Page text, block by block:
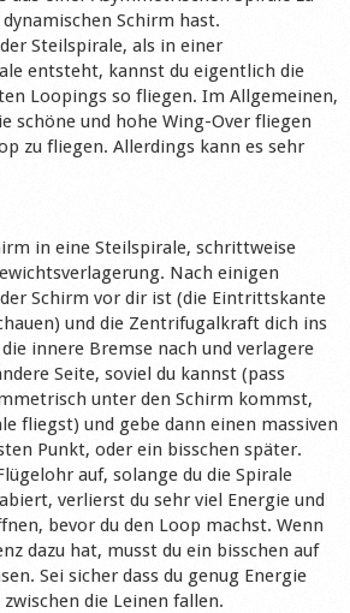
Schirm hast.
Steilspirale, als in einer
entsteht, kannst du eigentlich die
Loopings so fliegen. Im Allgemeinen,
schöne und hohe Wing-Over fliegen
zu fliegen. Allerdings kann es sehr
in eine Steilspirale, schrittweise
Nach einigen
Schirm vor dir ist (die Eintrittskante
und die Zentrifugalkraft dich ins
innere Bremse nach und verlagere
Seite, soviel du kannst (pass
unter den Schirm kommst,
fliegst) und gebe dann einen massiven
Punkt, oder ein bisschen später.
auf, solange du die Spirale
verlierst du sehr viel Energie und
bevor du den Loop machst. Wenn
dazu hat, musst du ein bisschen auf
Sei sicher dass du genug Energie
die Leinen fallen.